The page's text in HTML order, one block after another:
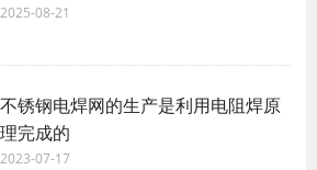
2025-08-21
不锈钢电焊网的生产是利用电阻焊原
理完成的
2023-07-17